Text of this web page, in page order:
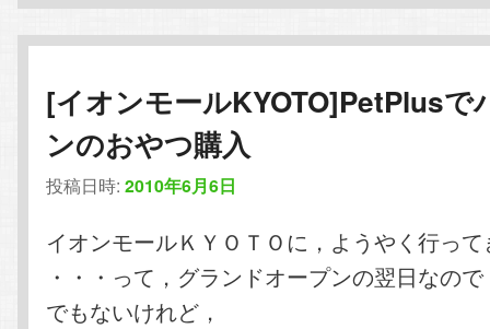
[イオンモールKYOTO]PetPlusで
ンのおやつ購入
投稿日時:2010年6月6日
イオンモールＫＹＯＴＯに，ようやく行っ
・・・って，グランドオープンの翌日なの
でもないけれど，